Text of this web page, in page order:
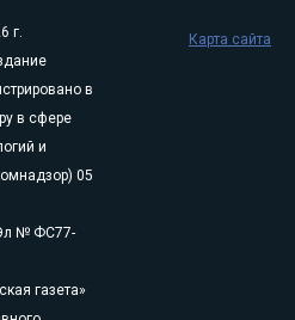
г.
в
в сфере
и
05
№ ФС77-
газета»
Карта сайта